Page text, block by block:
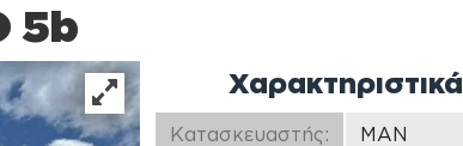
5b
Χαρακτηριστικά
Κατασκευαστής:
MAN